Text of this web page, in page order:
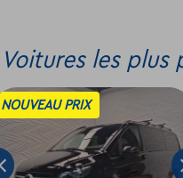
Voitures les plus
NOUVEAU PRIX